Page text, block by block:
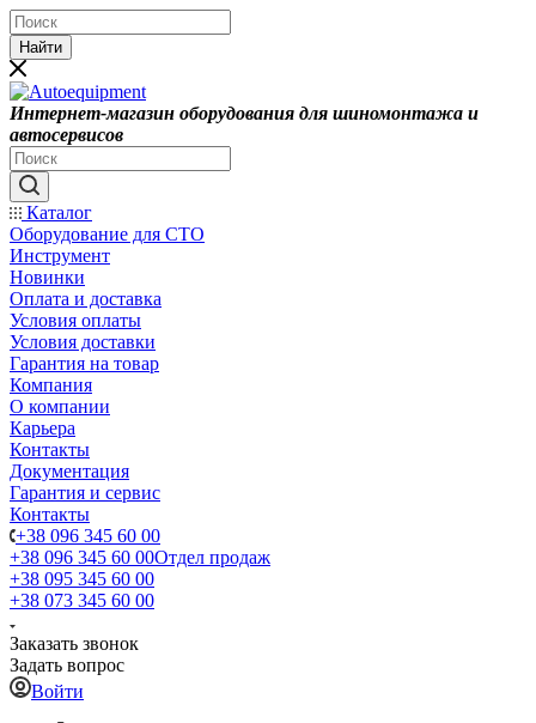
Найти
Интернет-магазин оборудования для шиномонтажа и
автосервисов
Каталог
Оборудование для СТО
Инструмент
Новинки
Оплата и доставка
Условия оплаты
Условия доставки
Гарантия на товар
Компания
О компании
Карьера
Контакты
Документация
Гарантия и сервис
Контакты
+38 096 345 60 00
+38 096 345 60 00Отдел продаж
+38 095 345 60 00
+38 073 345 60 00
Заказать звонок
Задать вопрос
Войти